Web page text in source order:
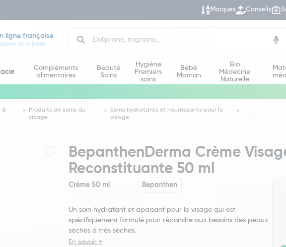
Marques Conseils
ligne française
de la Santé
Compléments
alimentaires
Beauté
Soins
Hygiène
Premiers
soins
Bébé
Maman
Bio
Médecine
Naturelle
&
Produits de soins du
visage
Soins hydratants et nourrissants pour le
visage
BepanthenDerma Crème
Reconstituante 50 ml
Crème 50 ml Bepanthen
Un soin hydratant et apaisant pour le visage qui est
spécifiquement formulé pour répondre aux besoins des peaux
sèches à très sèches.
En savoir +